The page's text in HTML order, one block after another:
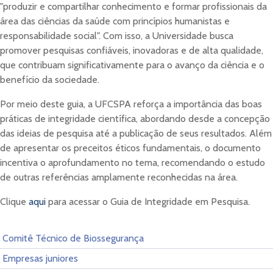
"produzir e compartilhar conhecimento e formar profissionais da
área das ciências da saúde com princípios humanistas e
responsabilidade social". Com isso, a Universidade busca
promover pesquisas confiáveis, inovadoras e de alta qualidade,
que contribuam significativamente para o avanço da ciência e o
benefício da sociedade.
Por meio deste guia, a UFCSPA reforça a importância das boas
práticas de integridade científica, abordando desde a concepção
das ideias de pesquisa até a publicação de seus resultados. Além
de apresentar os preceitos éticos fundamentais, o documento
incentiva o aprofundamento no tema, recomendando o estudo
de outras referências amplamente reconhecidas na área.
Clique aqui para acessar o Guia de Integridade em Pesquisa.
Comitê Técnico de Biossegurança
Empresas juniores